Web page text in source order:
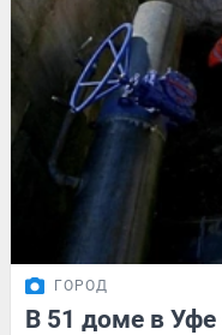
ГОРОД
В 51 доме в